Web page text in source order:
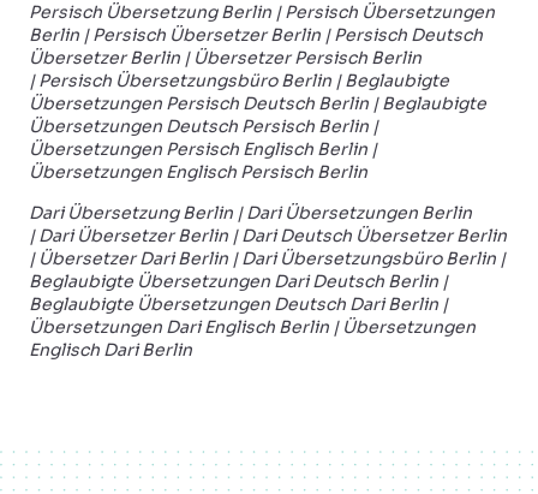
Persisch Übersetzung Berlin |Persisch Übersetzungen
Berlin |Persisch Übersetzer Berlin |Persisch Deutsch
Übersetzer Berlin | ÜbersetzerPersisch Berlin
|Persisch Übersetzungsbüro Berlin | Beglaubigte
Übersetzungen Persisch Deutsch Berlin | Beglaubigte
Übersetzungen Deutsch Persisch Berlin |
Übersetzungen Persisch Englisch Berlin |
Übersetzungen Englisch Persisch Berlin
Dari Übersetzung Berlin |DariÜbersetzungen Berlin
|Dari Übersetzer Berlin |Dari Deutsch Übersetzer Berlin
| ÜbersetzerDari Berlin |Dari Übersetzungsbüro Berlin |
Beglaubigte Übersetzungen Dari Deutsch Berlin |
Beglaubigte Übersetzungen Deutsch Dari Berlin |
Übersetzungen Dari Englisch Berlin | Übersetzungen
Englisch Dari Berlin